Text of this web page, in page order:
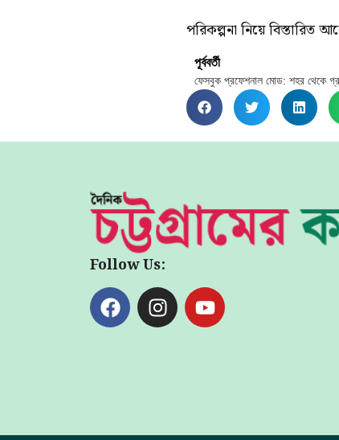
পরিকল্পনা নিয়ে বিস্তারিত
পূর্ববর্তী
Follow Us: